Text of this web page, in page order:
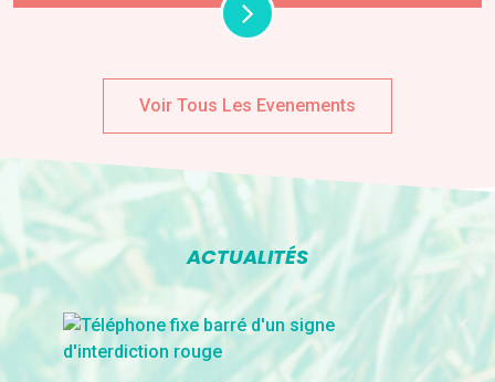
Voir Tous Les Evenements
ACTUALITÉS